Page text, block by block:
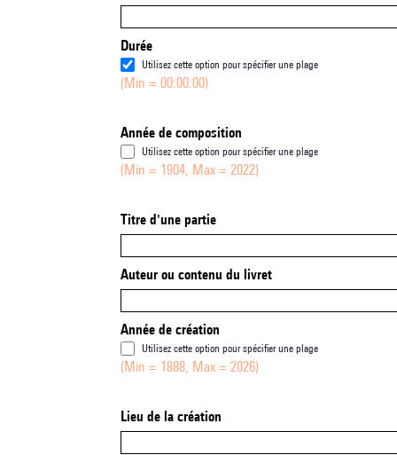
Durée
Utilisez cette option pour spécifier une plage
(Min = 00:00:00)
Année de composition
Utilisez cette option pour spécifier une plage
(Min = 1904, Max = 2022)
Titre d'une partie
Auteur ou contenu du livret
Année de création
Utilisez cette option pour spécifier une plage
(Min = 1888, Max = 2026)
Lieu de la création